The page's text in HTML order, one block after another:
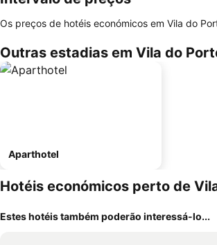
Os preços de hotéis económicos em Vila do
Outras estadias em Vila do
Aparthotel
Hotéis económicos perto de
Estes hotéis também poderão interessá-lo...